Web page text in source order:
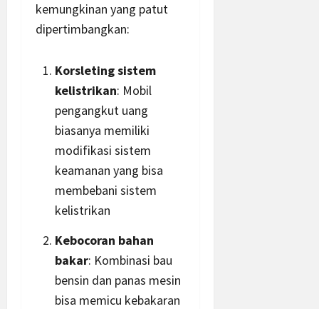
kemungkinan yang patut
dipertimbangkan:
Korsleting sistem
kelistrikan: Mobil
pengangkut uang
biasanya memiliki
modifikasi sistem
keamanan yang bisa
membebani sistem
kelistrikan
Kebocoran bahan
bakar: Kombinasi bau
bensin dan panas mesin
bisa memicu kebakaran